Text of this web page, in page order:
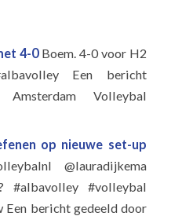
4-0 Boem. 4-0 voor H2
Een bericht
Volleybal
op nieuwe set-up
@lauradijkema
#albavolley #volleybal
Een bericht gedeeld door